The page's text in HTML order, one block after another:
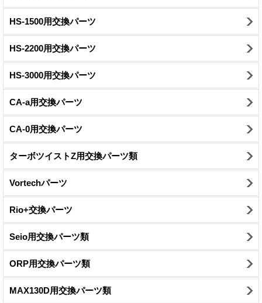
HS-1500用交換パーツ
HS-2200用交換パーツ
HS-3000用交換パーツ
CA-a用交換パーツ
CA-0用交換パーツ
ターボツイストZ用交換パーツ類
Vortechパーツ
Rio+交換パーツ
Seio用交換パーツ類
ORP用交換パーツ類
MAX130D用交換パーツ類